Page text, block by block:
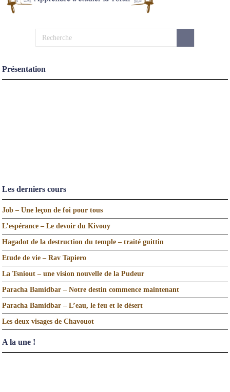
Présentation
Les derniers cours
Job – Une leçon de foi pour tous
L’espérance – Le devoir du Kivouy
Hagadot de la destruction du temple – traité guittin
Etude de vie – Rav Tapiero
La Tsniout – une vision nouvelle de la Pudeur
Paracha Bamidbar – Notre destin commence maintenant
Paracha Bamidbar – L’eau, le feu et le désert
Les deux visages de Chavouot
A la une !